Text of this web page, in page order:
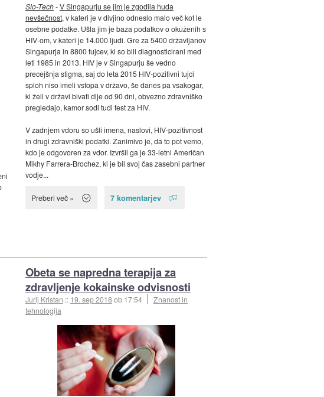
Slo-Tech-V Singapurju se jim je zgodila huda
nevšečnost, v kateri je v divjino odneslo malo več kot le
osebne podatke. Ušla jim je baza podatkov o okuženih s
HIV-om, v kateri je 14.000 ljudi. Gre za 5400 državljanov
Singapurja in 8800 tujcev, ki so bili diagnosticirani med
leti 1985 in 2013. HIV je v Singapurju še vedno
precejšnja stigma, saj do leta 2015 HIV-pozitivni tujci
sploh niso imeli vstopa v državo, še danes pa vsakogar,
ki želi v državi bivati dlje od 90 dni, obvezno zdravniško
pregledajo, kamor sodi tudi test za HIV.
V zadnjem vdoru so ušli imena, naslovi, HIV-pozitivnost
in drugi zdravniški podatki. Zanimivo je, da to pot vemo,
kdo je odgovoren za vdor. Izvršil ga je 33-letni Američan
Mikhy Farrera-Brochez, ki je bil svoj čas zasebni partner
vodje...
Preberi več » 7 komentarjev
Obeta se napredna terapija za
zdravljenje kokainske odvisnosti
Jurij Kristan :: 19. sep 2018ob 17:54
Znanost in
tehnologija